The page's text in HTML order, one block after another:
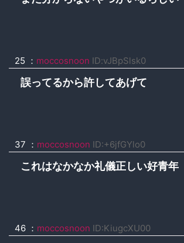
25 ： moccosnoon ID:vJBpSlsk0
誤ってるから許してあげて
37 ： moccosnoon ID:+6jfGYlo0
これはなかなか礼儀正しい好青年
46 ： moccosnoon ID:KiugcXU00